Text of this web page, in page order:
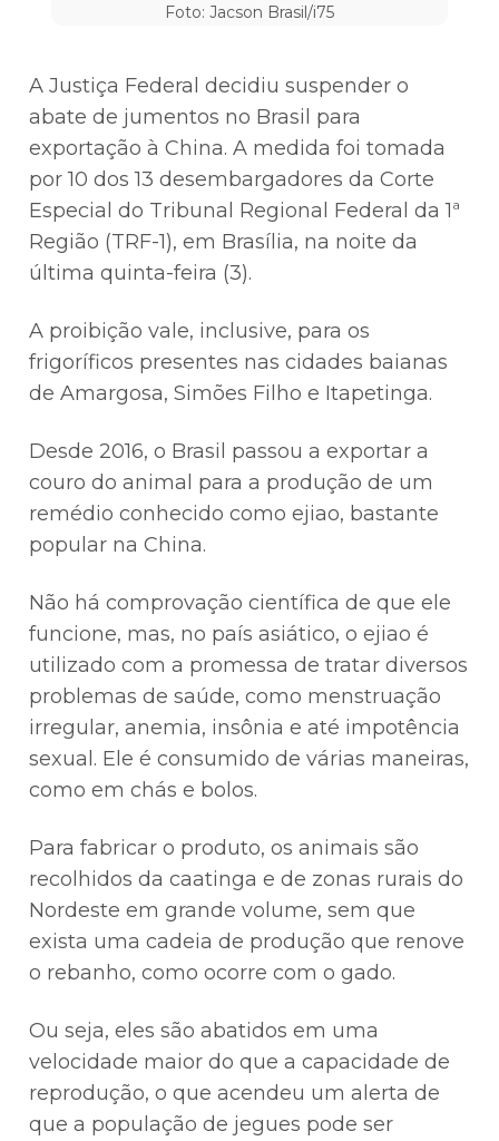
Foto: Jacson Brasil/i75
A Justiça Federal decidiu suspender o
abate de jumentos no Brasil para
exportação à China. A medida foi tomada
por 10 dos 13 desembargadores da Corte
Especial do Tribunal Regional Federal da 1ª
Região (TRF-1), em Brasília, na noite da
última quinta-feira (3).
A proibição vale, inclusive, para os
frigoríficos presentes nas cidades baianas
de Amargosa, Simões Filho e Itapetinga.
Desde 2016, o Brasil passou a exportar a
couro do animal para a produção de um
remédio conhecido como ejiao, bastante
popular na China.
Não há comprovação científica de que ele
funcione, mas, no país asiático, o ejiao é
utilizado com a promessa de tratar diversos
problemas de saúde, como menstruação
irregular, anemia, insônia e até impotência
sexual. Ele é consumido de várias maneiras,
como em chás e bolos.
Para fabricar o produto, os animais são
recolhidos da caatinga e de zonas rurais do
Nordeste em grande volume, sem que
exista uma cadeia de produção que renove
o rebanho, como ocorre com o gado.
Ou seja, eles são abatidos em uma
velocidade maior do que a capacidade de
reprodução, o que acendeu um alerta de
que a população de jegues pode ser